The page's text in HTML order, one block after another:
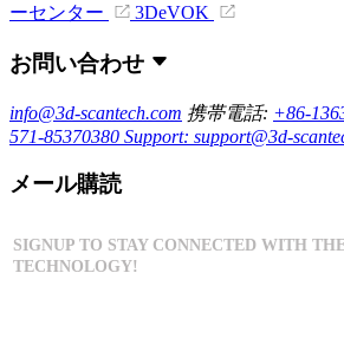
ーセンター
3DeVOK
お問い合わせ
info@3d-scantech.com 携帯電話: +86-
571-85370380 Support: support@3d-
メール購読